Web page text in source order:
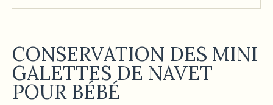
CONSERVATION DES MINI
GALETTES DE NAVET
POUR BÉBÉ